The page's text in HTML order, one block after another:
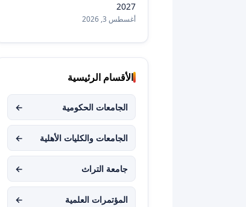
2027
أغسطس 3, 2026
الأقسام الرئيسية
الجامعات الحكومية ←
الجامعات والكليات الأهلية ←
جامعة التراث ←
المؤتمرات العلمية ←